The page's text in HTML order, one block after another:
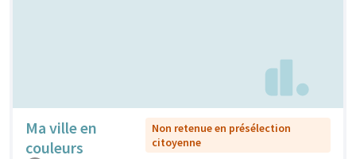
Ma ville en
couleurs
Non retenue en présélection
citoyenne